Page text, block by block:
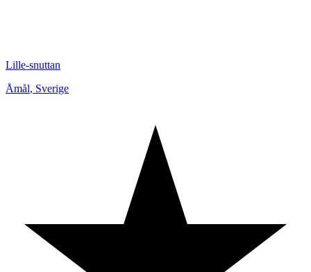
Lille-snuttan
Åmål, Sverige